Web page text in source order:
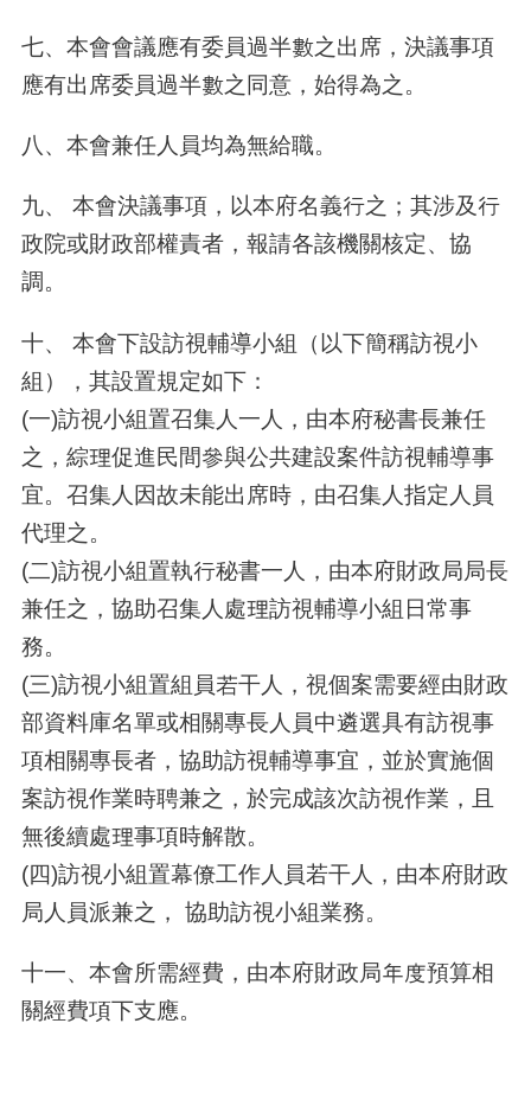
七、本會會議應有委員過半數之出席，決議事項
應有出席委員過半數之同意，始得為之。
八、本會兼任人員均為無給職。
九、 本會決議事項，以本府名義行之；其涉及行
政院或財政部權責者，報請各該機關核定、協
調。
十、 本會下設訪視輔導小組（以下簡稱訪視小
組），其設置規定如下：
(一)訪視小組置召集人一人，由本府秘書長兼任
之，綜理促進民間參與公共建設案件訪視輔導事
宜。召集人因故未能出席時，由召集人指定人員
代理之。
(二)訪視小組置執行秘書一人，由本府財政局局長
兼任之，協助召集人處理訪視輔導小組日常事
務。
(三)訪視小組置組員若干人，視個案需要經由財政
部資料庫名單或相關專長人員中遴選具有訪視事
項相關專長者，協助訪視輔導事宜，並於實施個
案訪視作業時聘兼之，於完成該次訪視作業，且
無後續處理事項時解散。
(四)訪視小組置幕僚工作人員若干人，由本府財政
局人員派兼之， 協助訪視小組業務。
十一、本會所需經費，由本府財政局年度預算相
關經費項下支應。